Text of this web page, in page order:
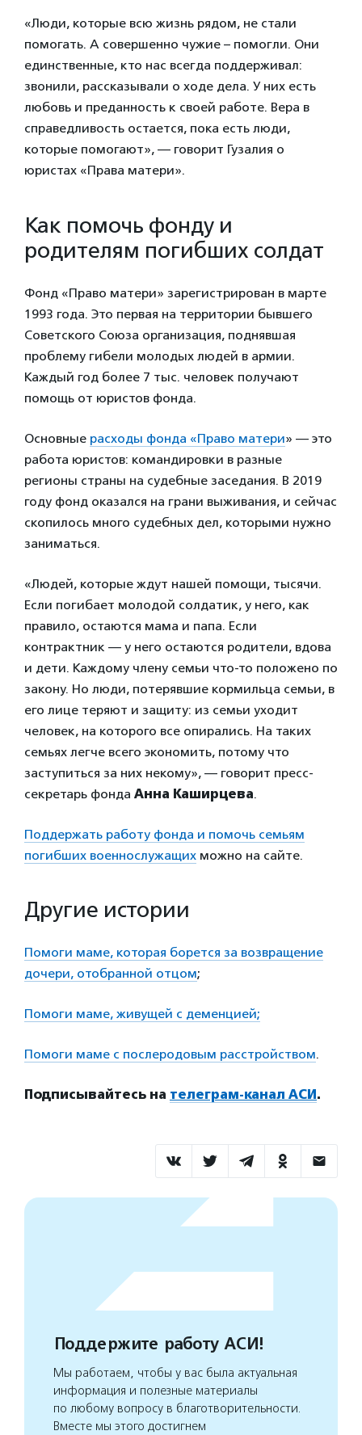
«Люди, которые всю жизнь рядом, не стали
помогать. А совершенно чужие – помогли. Они
единственные, кто нас всегда поддерживал:
звонили, рассказывали о ходе дела. У них есть
любовь и преданность к своей работе. Вера в
справедливость остается, пока есть люди,
которые помогают», — говорит Гузалия о
юристах «Права матери».
Как помочь фонду и
родителям погибших солдат
Фонд «Право матери» зарегистрирован в марте
1993 года. Это первая на территории бывшего
Советского Союза организация, поднявшая
проблему гибели молодых людей в армии.
Каждый год более 7 тыс. человек получают
помощь от юристов фонда.
Основные расходы фонда «Право матери» — это
работа юристов: командировки в разные
регионы страны на судебные заседания. В 2019
году фонд оказался на грани выживания, и сейчас
скопилось много судебных дел, которыми нужно
заниматься.
«Людей, которые ждут нашей помощи, тысячи.
Если погибает молодой солдатик, у него, как
правило, остаются мама и папа. Если
контрактник — у него остаются родители, вдова
и дети. Каждому члену семьи что-то положено по
закону. Но люди, потерявшие кормильца семьи, в
его лице теряют и защиту: из семьи уходит
человек, на которого все опирались. На таких
семьях легче всего экономить, потому что
заступиться за них некому», — говорит пресс-
секретарь фонда Анна Каширцева.
Поддержать работу фонда и помочь семьям
погибших военнослужащих можно на сайте.
Другие истории
Помоги маме, которая борется за возвращение
дочери, отобранной отцом;
Помоги маме, живущей с деменцией;
Помоги маме с послеродовым расстройством.
Подписывайтесь на телеграм-канал АСИ .
Поддержите работу АСИ!
Мы работаем, чтобы у вас была актуальная
информация и полезные материалы
по любому вопросу в благотворительности.
Вместе мы этого достигнем